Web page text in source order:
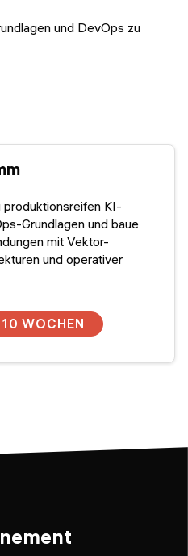
und DevOps zu
KI-
Grundlagen und baue
mit Vektor-
und operativer
WOCHEN